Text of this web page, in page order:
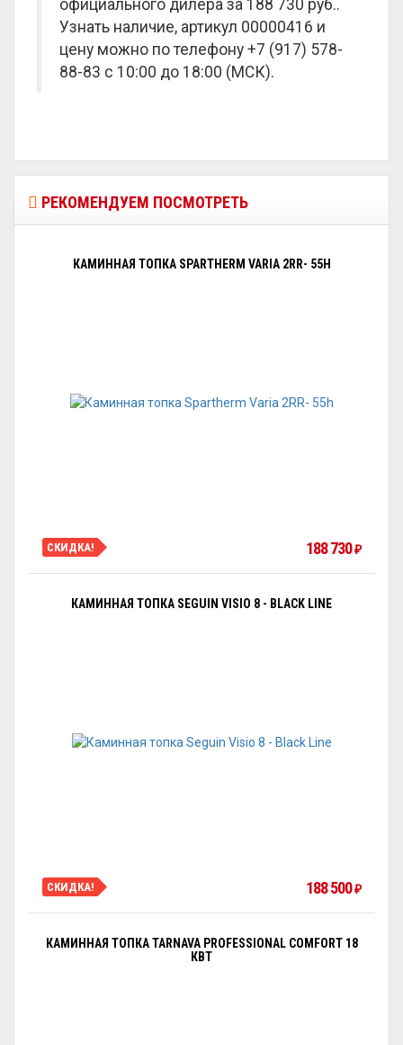
официального дилера за 188 730 руб..
Узнать наличие, артикул 00000416 и
цену можно по телефону +7 (917) 578-
88-83 с 10:00 до 18:00 (МСК).
РЕКОМЕНДУЕМ ПОСМОТРЕТЬ
КАМИННАЯ ТОПКА SPARTHERM VARIA 2RR- 55H
СКИДКА! 188 730₽
КАМИННАЯ ТОПКА SEGUIN VISIO 8 - BLACK LINE
СКИДКА! 188 500₽
КАМИННАЯ ТОПКА TARNAVA PROFESSIONAL COMFORT 18
КВТ